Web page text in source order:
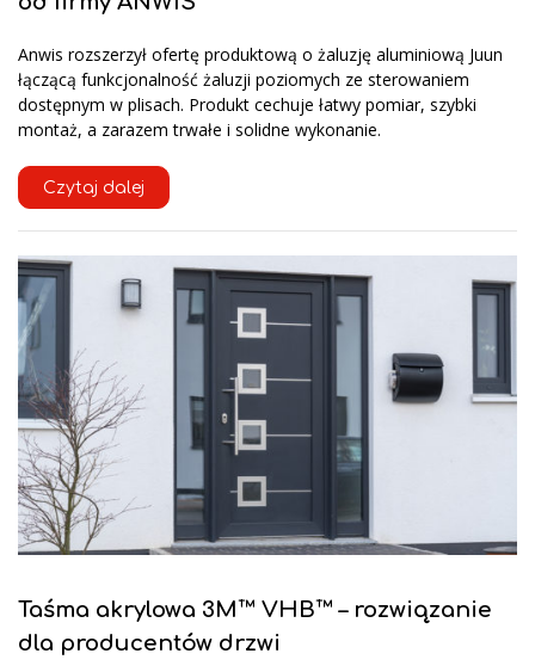
Anwis rozszerzył ofertę produktową o żaluzję aluminiową Juun
łączącą funkcjonalność żaluzji poziomych ze sterowaniem
dostępnym w plisach. Produkt cechuje łatwy pomiar, szybki
montaż, a zarazem trwałe i solidne wykonanie.
Czytaj dalej
Taśma akrylowa 3M™ VHB™ – rozwiązanie
dla producentów drzwi